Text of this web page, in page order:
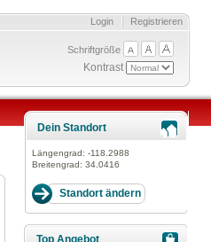
Registrieren
Login
Schriftgröße
Kontrast
Dein Standort
Längengrad: -118.2988
Breitengrad: 34.0416
Top Angebot